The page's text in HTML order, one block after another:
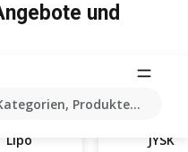
Produkten...
und
Lipo JYSK